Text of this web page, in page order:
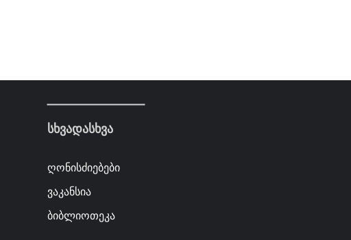
სხვადასხვა
ღონისძიებები
ვაკანსია
ბიბლიოთეკა